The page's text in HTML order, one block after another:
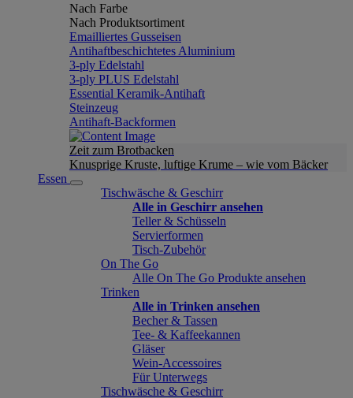
Nach Farbe
Nach Produktsortiment
Emailliertes Gusseisen
Antihaftbeschichtetes Aluminium
3-ply Edelstahl
3-ply PLUS Edelstahl
Essential Keramik-Antihaft
Steinzeug
Antihaft-Backformen
Zeit zum Brotbacken
Knusprige Kruste, luftige Krume – wie vom Bäcker
Essen
Tischwäsche & Geschirr
Alle in Geschirr ansehen
Teller & Schüsseln
Servierformen
Tisch-Zubehör
On The Go
Alle On The Go Produkte ansehen
Trinken
Alle in Trinken ansehen
Becher & Tassen
Tee- & Kaffeekannen
Gläser
Wein-Accessoires
Für Unterwegs
Tischwäsche & Geschirr